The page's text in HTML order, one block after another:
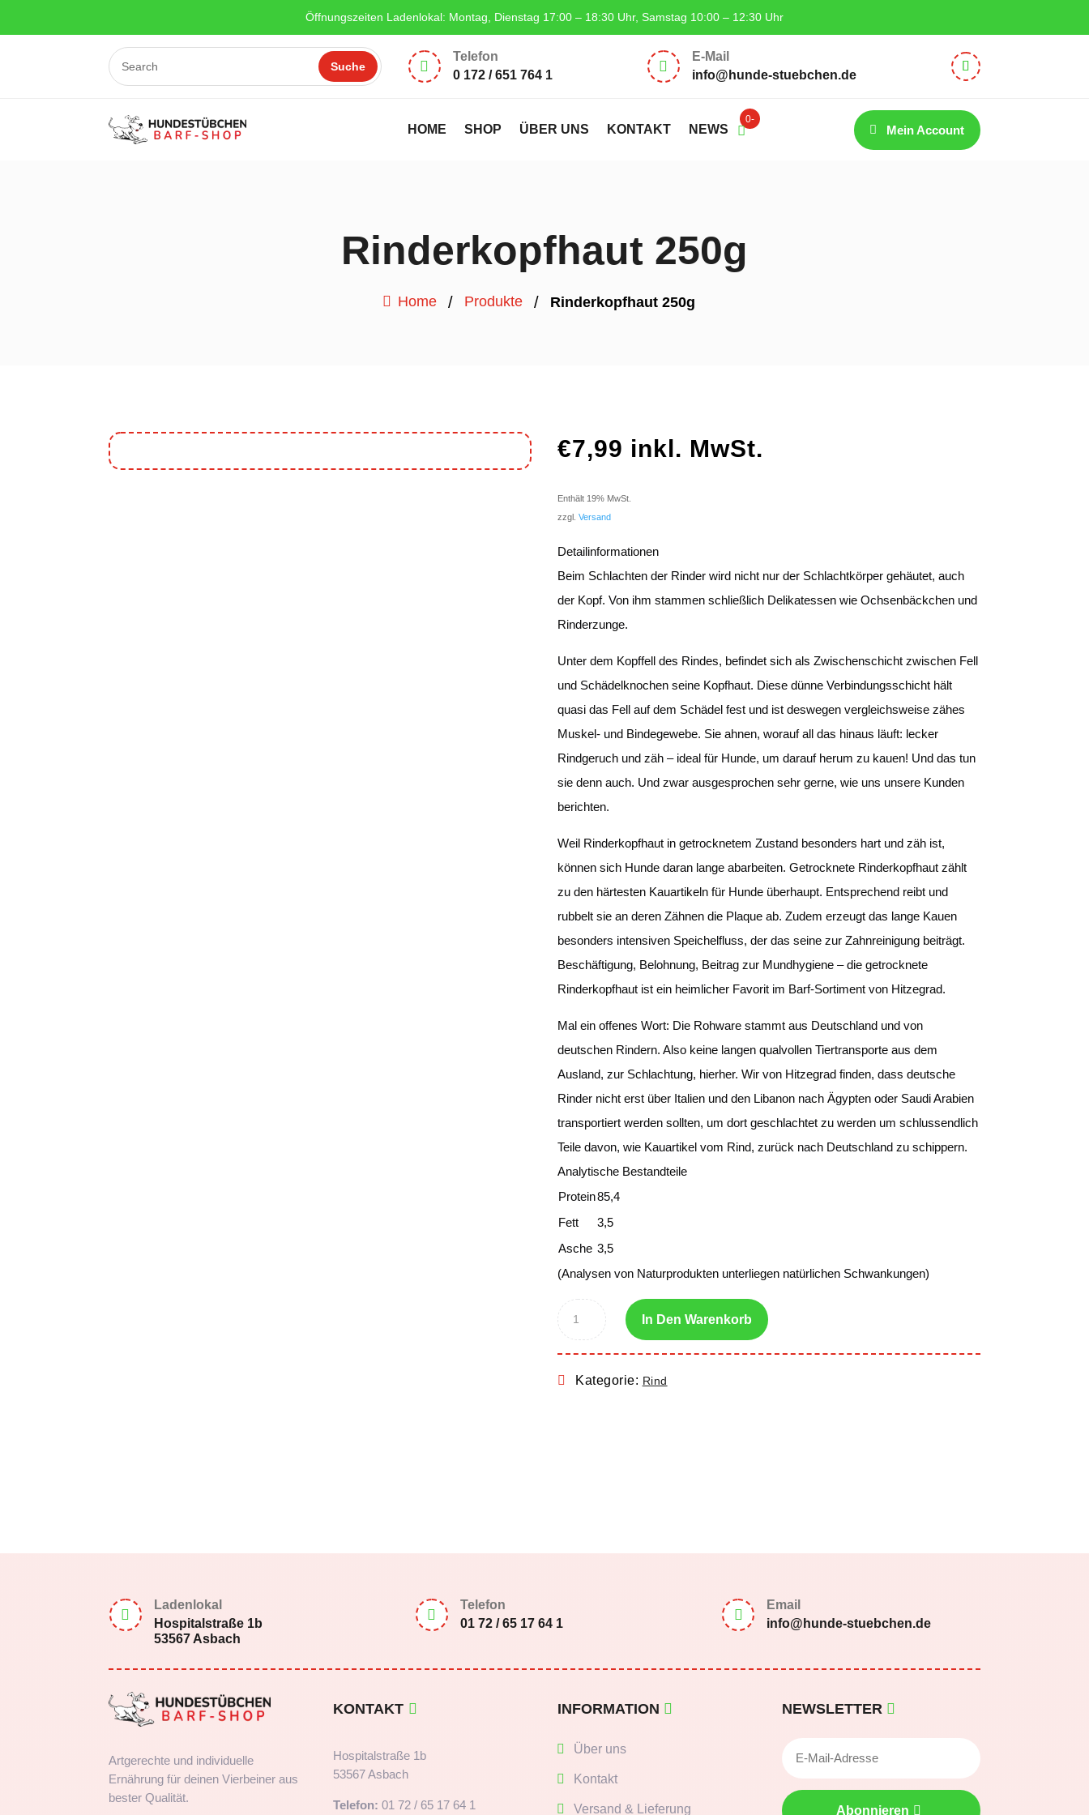
Öffnungszeiten Ladenlokal: Montag, Dienstag 17:00 – 18:30 Uhr, Samstag 10:00 – 12:30 Uhr

Telefon
0 172 / 651 764 1

E-Mail
info@hunde-stuebchen.de
HOME SHOP ÜBER UNS KONTAKT NEWS
0-
Mein Account
Rinderkopfhaut 250g
Home / Produkte / Rinderkopfhaut 250g
€7,99 inkl. MwSt.
Enthält 19% MwSt.
zzgl.Versand
Detailinformationen
Beim Schlachten der Rinder wird nicht nur der Schlachtkörper gehäutet, auch
der Kopf. Von ihm stammen schließlich Delikatessen wie Ochsenbäckchen und
Rinderzunge.
Unter dem Kopffell des Rindes, befindet sich als Zwischenschicht zwischen Fell
und Schädelknochen seine Kopfhaut. Diese dünne Verbindungsschicht hält
quasi das Fell auf dem Schädel fest und ist deswegen vergleichsweise zähes
Muskel- und Bindegewebe. Sie ahnen, worauf all das hinaus läuft: lecker
Rindgeruch und zäh – ideal für Hunde, um darauf herum zu kauen! Und das tun
sie denn auch. Und zwar ausgesprochen sehr gerne, wie uns unsere Kunden
berichten.
Weil Rinderkopfhaut in getrocknetem Zustand besonders hart und zäh ist,
können sich Hunde daran lange abarbeiten. Getrocknete Rinderkopfhaut zählt
zu den härtesten Kauartikeln für Hunde überhaupt. Entsprechend reibt und
rubbelt sie an deren Zähnen die Plaque ab. Zudem erzeugt das lange Kauen
besonders intensiven Speichelfluss, der das seine zur Zahnreinigung beiträgt.
Beschäftigung, Belohnung, Beitrag zur Mundhygiene – die getrocknete
Rinderkopfhaut ist ein heimlicher Favorit im Barf-Sortiment von Hitzegrad.
Mal ein offenes Wort: Die Rohware stammt aus Deutschland und von
deutschen Rindern. Also keine langen qualvollen Tiertransporte aus dem
Ausland, zur Schlachtung, hierher. Wir von Hitzegrad finden, dass deutsche
Rinder nicht erst über Italien und den Libanon nach Ägypten oder Saudi Arabien
transportiert werden sollten, um dort geschlachtet zu werden um schlussendlich
Teile davon, wie Kauartikel vom Rind, zurück nach Deutschland zu schippern.
Analytische Bestandteile
Protein85,4
Fett
3,5
Asche 3,5
(Analysen von Naturprodukten unterliegen natürlichen Schwankungen)
In Den Warenkorb
Kategorie: Rind

Ladenlokal
Hospitalstraße 1b
53567 Asbach

Telefon
01 72 / 65 17 64 1

Email
info@hunde-stuebchen.de
Artgerechte und individuelle
Ernährung für deinen Vierbeiner aus
bester Qualität.
KONTAKT
Hospitalstraße 1b
53567 Asbach
Telefon: 01 72 / 65 17 64 1
INFORMATION
Über uns
Kontakt
Versand & Lieferung
NEWSLETTER
Abonnieren